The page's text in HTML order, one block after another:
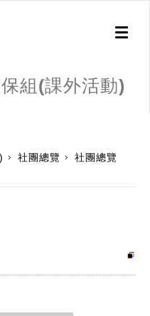
Toggle
組(課外活動)
社團總覽 社團總覽